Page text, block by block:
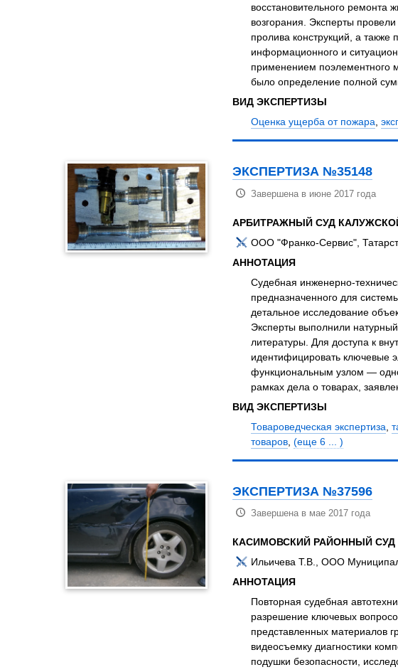
восстановительного ремонта
возгорания. Эксперты
пролива конструкций, а
информационного и
применением поэлементного
было определение полной
ВИД ЭКСПЕРТИЗЫ
Оценка ущерба от пожара,
ЭКСПЕРТИЗА №35148
Завершена в июне 2017 года
АРБИТРАЖНЫЙ СУД
ООО "Франко-Сервис",
АННОТАЦИЯ
Судебная инженерно-
предназначенного для
детальное исследование
Эксперты выполнили
литературы. Для доступа к
идентифицировать ключевые
функциональным узлом —
рамках дела о товарах,
ВИД ЭКСПЕРТИЗЫ
Товароведческая экспертиза
товаров, (еще 6 ... )
ЭКСПЕРТИЗА №37596
Завершена в мае 2017 года
КАСИМОВСКИЙ РАЙОННЫЙ
Ильичева Т.В., ООО
АННОТАЦИЯ
Повторная судебная
разрешение ключевых
представленных материалов
видеосъемку диагностики
подушки безопасности,